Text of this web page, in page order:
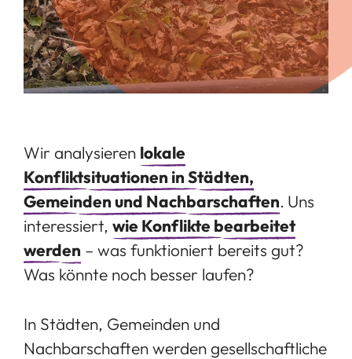
Wir analysieren lokale
Konfliktsituationen in Städten,
Gemeinden und Nachbarschaften. Uns
interessiert, wie Konflikte bearbeitet
werden – was funktioniert bereits gut?
Was könnte noch besser laufen?
In Städten, Gemeinden und
Nachbarschaften werden gesellschaftliche